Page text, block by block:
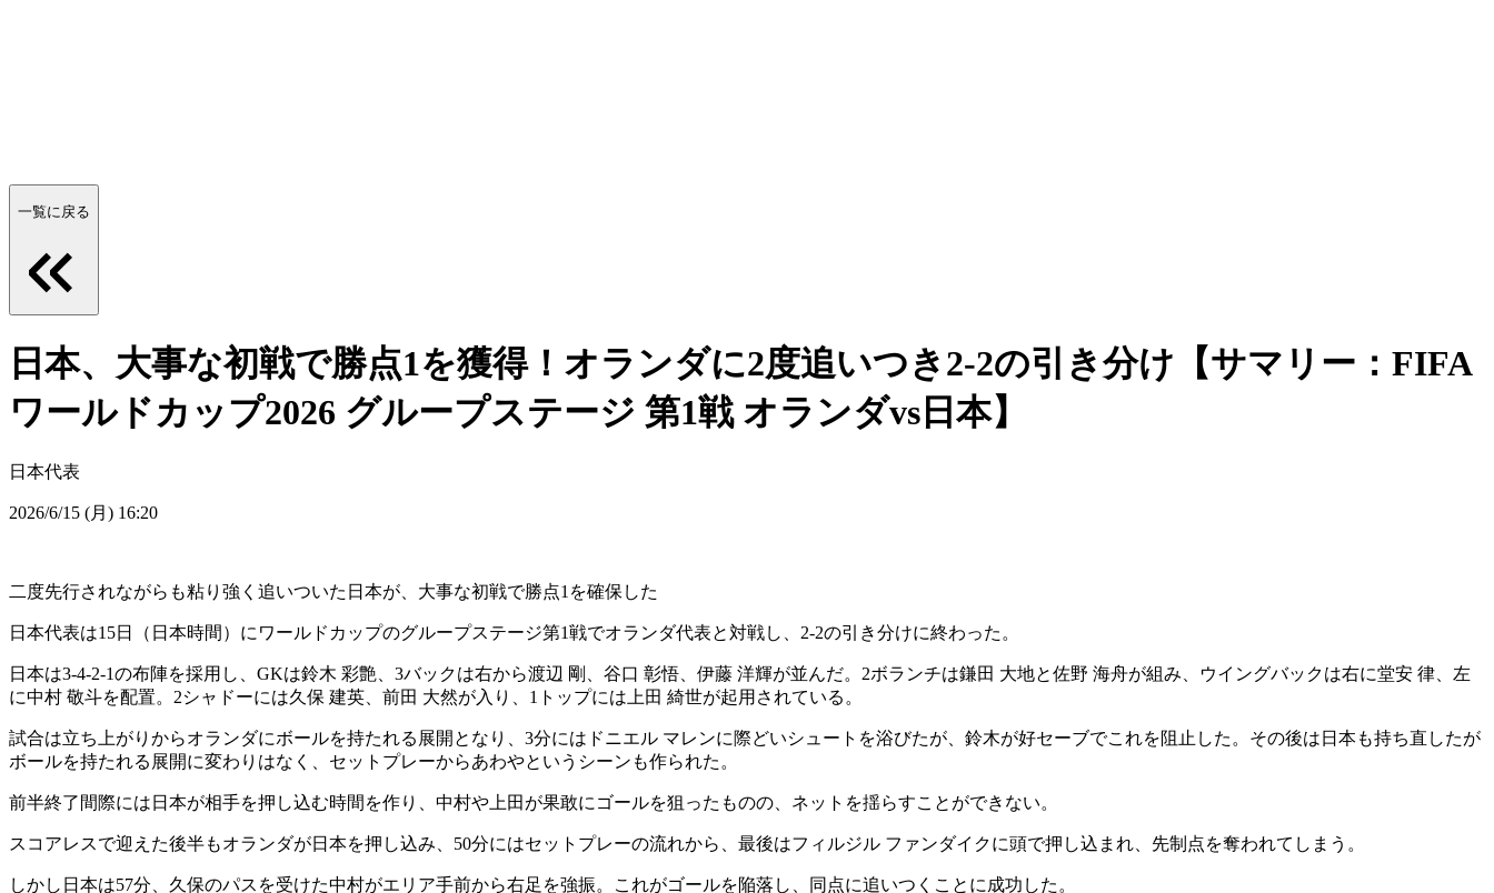
一覧に戻る
日本、大事な初戦で勝点1を獲得！オランダに2度追いつき2-2の引き分け【サマリー：FIFA
ワールドカップ2026 グループステージ 第1戦 オランダvs日本】
日本代表
2026/6/15 (月) 16:20
二度先行されながらも粘り強く追いついた日本が、大事な初戦で勝点1を確保した
日本代表は15日（日本時間）にワールドカップのグループステージ第1戦でオランダ代表と対戦し、2-2の引き分けに終わった。
日本は3-4-2-1の布陣を採用し、GKは鈴木 彩艶、3バックは右から渡辺 剛、谷口 彰悟、伊藤 洋輝が並んだ。2ボランチは鎌田 大地と佐野 海舟が組み、ウイングバックは右に堂安 律、左
に中村 敬斗を配置。2シャドーには久保 建英、前田 大然が入り、1トップには上田 綺世が起用されている。
試合は立ち上がりからオランダにボールを持たれる展開となり、3分にはドニエル マレンに際どいシュートを浴びたが、鈴木が好セーブでこれを阻止した。その後は日本も持ち直したが
ボールを持たれる展開に変わりはなく、セットプレーからあわやというシーンも作られた。
前半終了間際には日本が相手を押し込む時間を作り、中村や上田が果敢にゴールを狙ったものの、ネットを揺らすことができない。
スコアレスで迎えた後半もオランダが日本を押し込み、50分にはセットプレーの流れから、最後はフィルジル ファンダイクに頭で押し込まれ、先制点を奪われてしまう。
しかし日本は57分、久保のパスを受けた中村がエリア手前から右足を強振。これがゴールを陥落し、同点に追いつくことに成功した。